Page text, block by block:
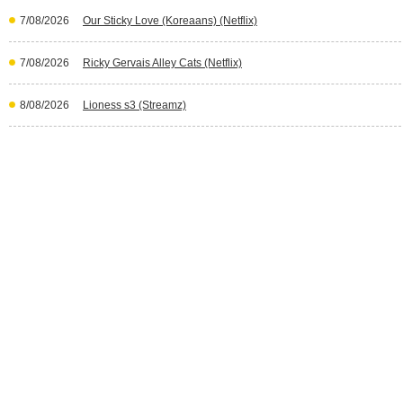
7/08/2026 Our Sticky Love (Koreaans) (Netflix)
7/08/2026 Ricky Gervais Alley Cats (Netflix)
8/08/2026 Lioness s3 (Streamz)